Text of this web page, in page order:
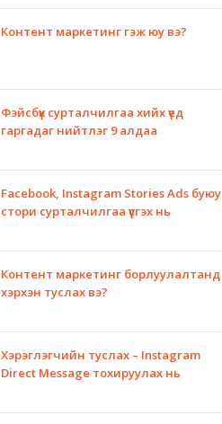
Контент маркетинг гэж юу вэ?
Фэйсбүүк сурталчилгаа хийх үед
гаргадаг нийтлэг 9 алдаа
Facebook, Instagram Stories Ads буюу
стори сурталчилгаа үүсгэх нь
Контент маркетинг борлуулалтанд
хэрхэн туслах вэ?
Хэрэглэгчийн туслах – Instagram
Direct Message тохируулах нь